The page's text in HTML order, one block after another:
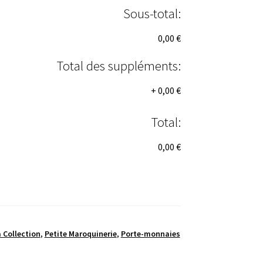
Sous-total:
0,00 €
Total des suppléments:
+ 0,00 €
Total:
0,00 €
Collection, Petite Maroquinerie, Porte-monnaies